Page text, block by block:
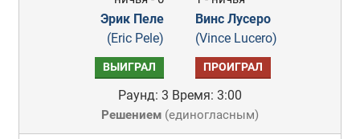
Эрик Пеле
(Eric Pele)
Винс Лусеро
(Vince Lucero)
ВЫИГРАЛ ПРОИГРАЛ
Раунд: 3 Время: 3:00
Решением(единогласным)